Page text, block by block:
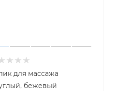
для массажа
бежевый